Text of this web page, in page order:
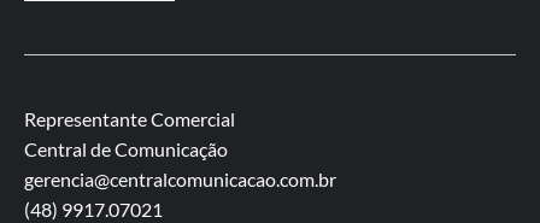
Representante Comercial
Central de Comunicação
gerencia@centralcomunicacao.com.br
(48) 9917.07021